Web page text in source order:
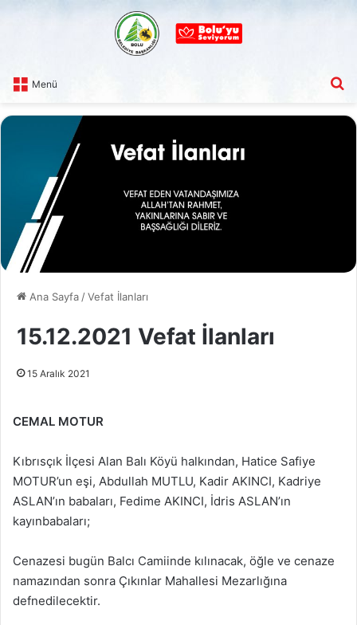
Menü
Ana Sayfa /Vefat İlanları
15.12.2021 Vefat İlanları
15 Aralık 2021
CEMAL MOTUR
Kıbrısçık İlçesi Alan Balı Köyü halkından, Hatice Safiye
MOTUR’un eşi, Abdullah MUTLU, Kadir AKINCI, Kadriye
ASLAN’ın babaları, Fedime AKINCI, İdris ASLAN’ın
kayınbabaları;
Cenazesi bugün Balcı Camiinde kılınacak, öğle ve cenaze
namazından sonra Çıkınlar Mahallesi Mezarlığına
defnedilecektir.